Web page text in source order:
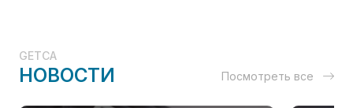
GETCA
НОВОСТИ Посмотреть все